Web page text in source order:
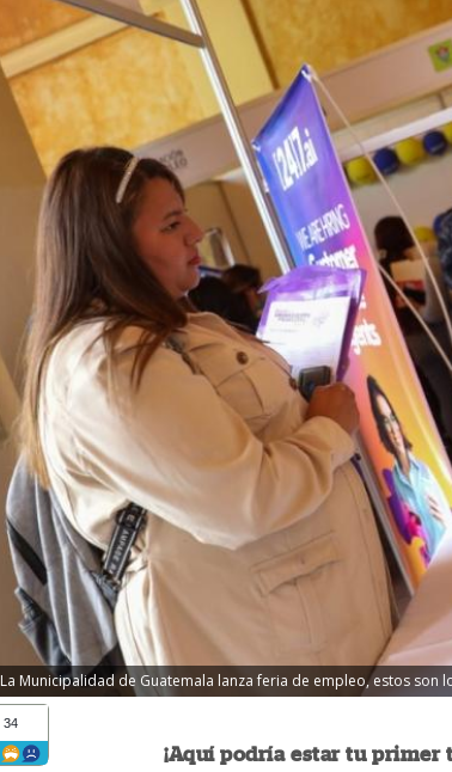
La Municipalidad de Guatemala lanza feria de empleo, estos son
34
¡Aquí podría estar tu primer